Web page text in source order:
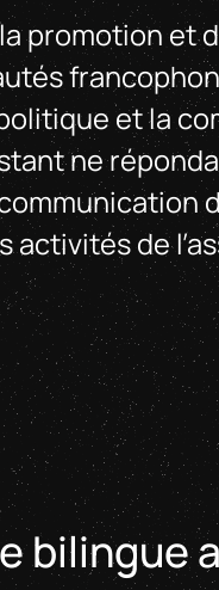
promotion et
et la
ne
activités de
bilingue